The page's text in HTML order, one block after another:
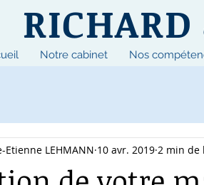
Notre cabinet Nos
Etienne LEHMANN 10 avr. 2019 2 min de